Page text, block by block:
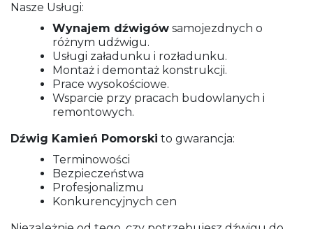
Nasze Usługi:
Wynajem dźwigów samojezdnych o
różnym udźwigu.
Usługi załadunku i rozładunku.
Montaż i demontaż konstrukcji.
Prace wysokościowe.
Wsparcie przy pracach budowlanych i
remontowych.
Dźwig Kamień Pomorski to gwarancja:
Terminowości
Bezpieczeństwa
Profesjonalizmu
Konkurencyjnych cen